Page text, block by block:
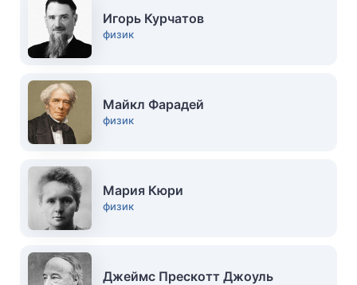
Игорь Курчатов
физик
Майкл Фарадей
физик
Мария Кюри
физик
Джеймс Прескотт Джоуль